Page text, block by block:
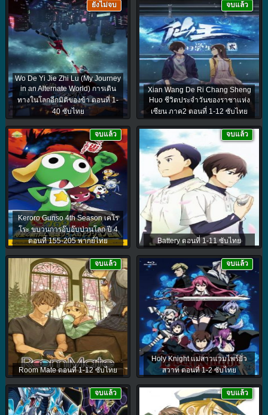
Wo De Yi Jie Zhi Lu (My Journey
in an Alternate World) การเดิน
ทางในโลกอีกมิติของข้า ตอนที่ 1-
40 ซับไทย
ยังไม่จบ
Xian Wang De Ri Chang Sheng
Huo ชีวิตประจำวันของราชาแห่ง
เซียน ภาค2 ตอนที่ 1-12 ซับไทย
จบแล้ว
Keroro Gunso 4th Season เคโร
โระ ขบวนการอ๊บอ๊บป่วนโลก ปี 4
ตอนที่ 155-205 พากย์ไทย
จบแล้ว
Battery ตอนที่ 1-11 ซับไทย
จบแล้ว
Room Mate ตอนที่ 1-12 ซับไทย
จบแล้ว
Holy Knight แม่สาวแวมไพร์ยั่ว
สวาท ตอนที่ 1-2 ซับไทย
จบแล้ว
จบแล้ว จบแล้ว